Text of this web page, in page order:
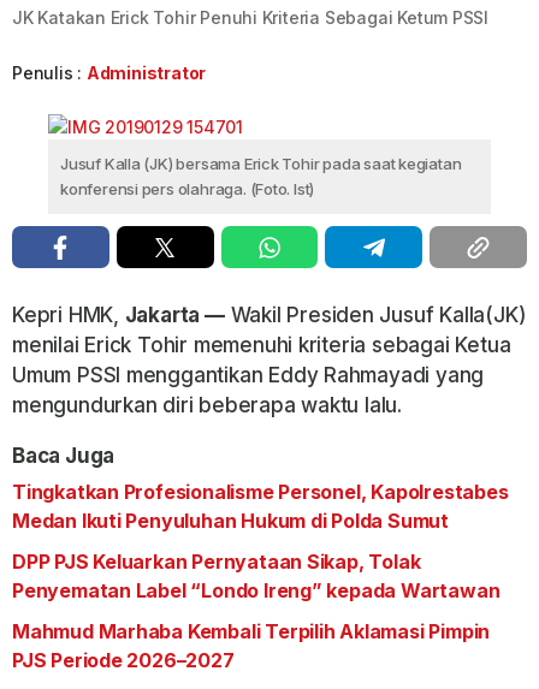
JK Katakan Erick Tohir Penuhi Kriteria Sebagai Ketum PSSI
Penulis : Administrator
Jusuf Kalla (JK) bersama Erick Tohir pada saat kegiatan
konferensi pers olahraga. (Foto. Ist)
Kepri HMK, Jakarta —Wakil Presiden Jusuf Kalla(JK)
menilai Erick Tohir memenuhi kriteria sebagai Ketua
Umum PSSI menggantikan Eddy Rahmayadi yang
mengundurkan diri beberapa waktu lalu.
Baca Juga
Tingkatkan Profesionalisme Personel, Kapolrestabes
Medan Ikuti Penyuluhan Hukum di Polda Sumut
DPP PJS Keluarkan Pernyataan Sikap, Tolak
Penyematan Label “Londo Ireng” kepada Wartawan
Mahmud Marhaba Kembali Terpilih Aklamasi Pimpin
PJS Periode 2026–2027